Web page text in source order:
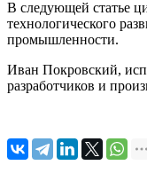
В следующей статье
технологического
промышленности.
Иван Покровский,
разработчиков и